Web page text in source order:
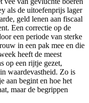
als de uitoefenprijs lager
geld lenen aan fiscaal
Een correctie op de
een periode van sterke
in een pak mee en die
heeft de meest
op een rijtje gezet,
waardevastheid. Zo is
aan begint en hoe het
maar de begrippen